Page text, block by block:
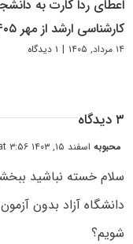
اعطای ردا کارت به
کارشناسی ارشد از مهر ۱۴۰۵
۱۴ مرداد, ۱۴۰۵ | ۱ دیدگاه
۳ دیدگاه
محبوبهاسفند ۱۵, ۱۴۰۳ at ۳:۵۶ ب٫ظ
دانشگاه آزاد بدون
شویم؟